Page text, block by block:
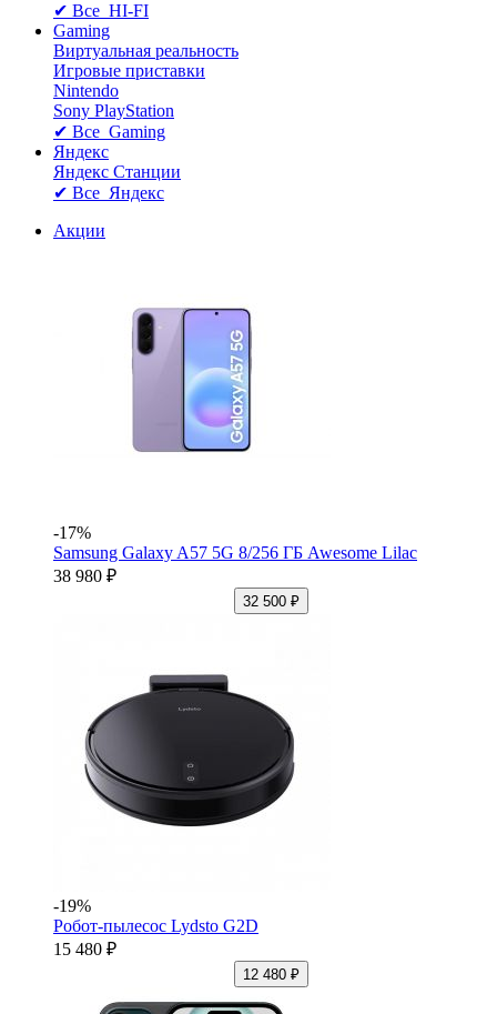
✔ Все HI-FI
Gaming
Виртуальная реальность
Игровые приставки
Nintendo
Sony PlayStation
✔ Все Gaming
Яндекс
Яндекс Станции
✔ Все Яндекс
Акции
-17%
Samsung Galaxy A57 5G 8/256 ГБ Awesome Lilac
38 980 ₽
32 500 ₽
-19%
Робот-пылесос Lydsto G2D
15 480 ₽
12 480 ₽